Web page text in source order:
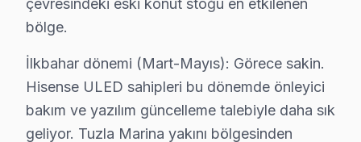
Batı Mahallesi'nde Hisense ekran'lerin yaygın
Çamçeşme Mahallesi, Hisense televizyon
Çamlık'ta Hisense TV Servisi
çevresindeki eski konut stoğu en etkilenen
bölge.
İlkbahar dönemi (Mart-Mayıs): Görece sakin.
Hisense ULED sahipleri bu dönemde önleyici
bakım ve yazılım güncelleme talebiyle daha sık
geliyor. Tuzla Marina yakını bölgesinden